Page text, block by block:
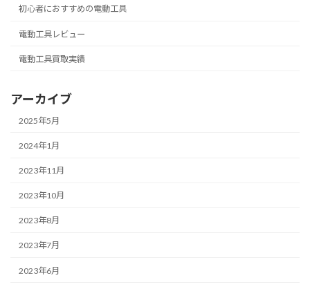
初心者におすすめの電動工具
電動工具レビュー
電動工具買取実績
アーカイブ
2025年5月
2024年1月
2023年11月
2023年10月
2023年8月
2023年7月
2023年6月